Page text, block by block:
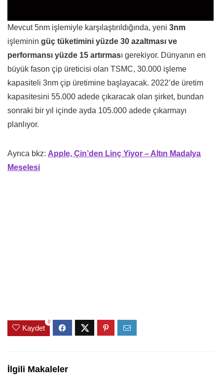
Mevcut 5nm işlemiyle karşılaştırıldığında, yeni 3nm
işleminin güç tüketimini yüzde 30 azaltması ve
performansı yüzde 15 artırması gerekiyor. Dünyanın en
büyük fason çip üreticisi olan TSMC, 30.000 işleme
kapasiteli 3nm çip üretimine başlayacak. 2022’de üretim
kapasitesini 55.000 adede çıkaracak olan şirket, bundan
sonraki bir yıl içinde ayda 105.000 adede çıkarmayı
planlıyor.
Ayrıca bkz: Apple, Çin’den Linç Yiyor – Altın Madalya
Meselesi
Kaydet
0
İlgili Makaleler